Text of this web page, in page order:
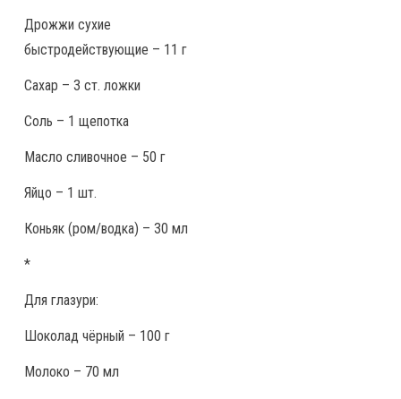
Дрожжи сухие
быстродействующие – 11 г
Сахар – 3 ст. ложки
Соль – 1 щепотка
Масло сливочное – 50 г
Яйцо – 1 шт.
Коньяк (ром/водка) – 30 мл
*
Для глазури:
Шоколад чёрный – 100 г
Молоко – 70 мл